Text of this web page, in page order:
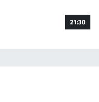
21:30